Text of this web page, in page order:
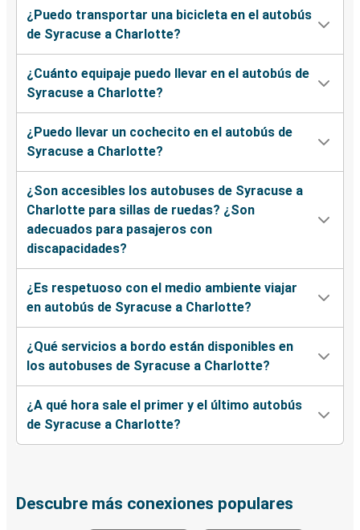
¿Puedo transportar una bicicleta en el autobús
de Syracuse a Charlotte?
¿Cuánto equipaje puedo llevar en el autobús de
Syracuse a Charlotte?
¿Puedo llevar un cochecito en el autobús de
Syracuse a Charlotte?
¿Son accesibles los autobuses de Syracuse a
Charlotte para sillas de ruedas? ¿Son
adecuados para pasajeros con
discapacidades?
¿Es respetuoso con el medio ambiente viajar
en autobús de Syracuse a Charlotte?
¿Qué servicios a bordo están disponibles en
los autobuses de Syracuse a Charlotte?
¿A qué hora sale el primer y el último autobús
de Syracuse a Charlotte?
Descubre más conexiones populares